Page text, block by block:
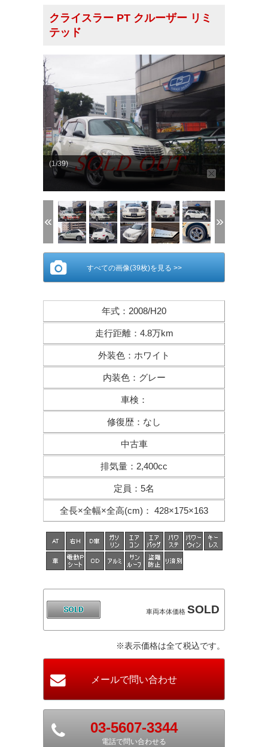
クライスラー PT クルーザー リミ
テッド
(1/39)
すべての画像(39枚)を見る >>
年式 ： 2008/H20
走行距離： 4.8万km
外装色 ： ホワイト
内装色： グレー
車検 ：
修復歴 ： なし
中古車
排気量 ： 2,400cc
定員 ： 5名
全長×全幅×全高(cm) ： 428×175×163
車両本体価格 SOLD
※表示価格は全て税込です。
03-5607-3344
電話で問い合わせる